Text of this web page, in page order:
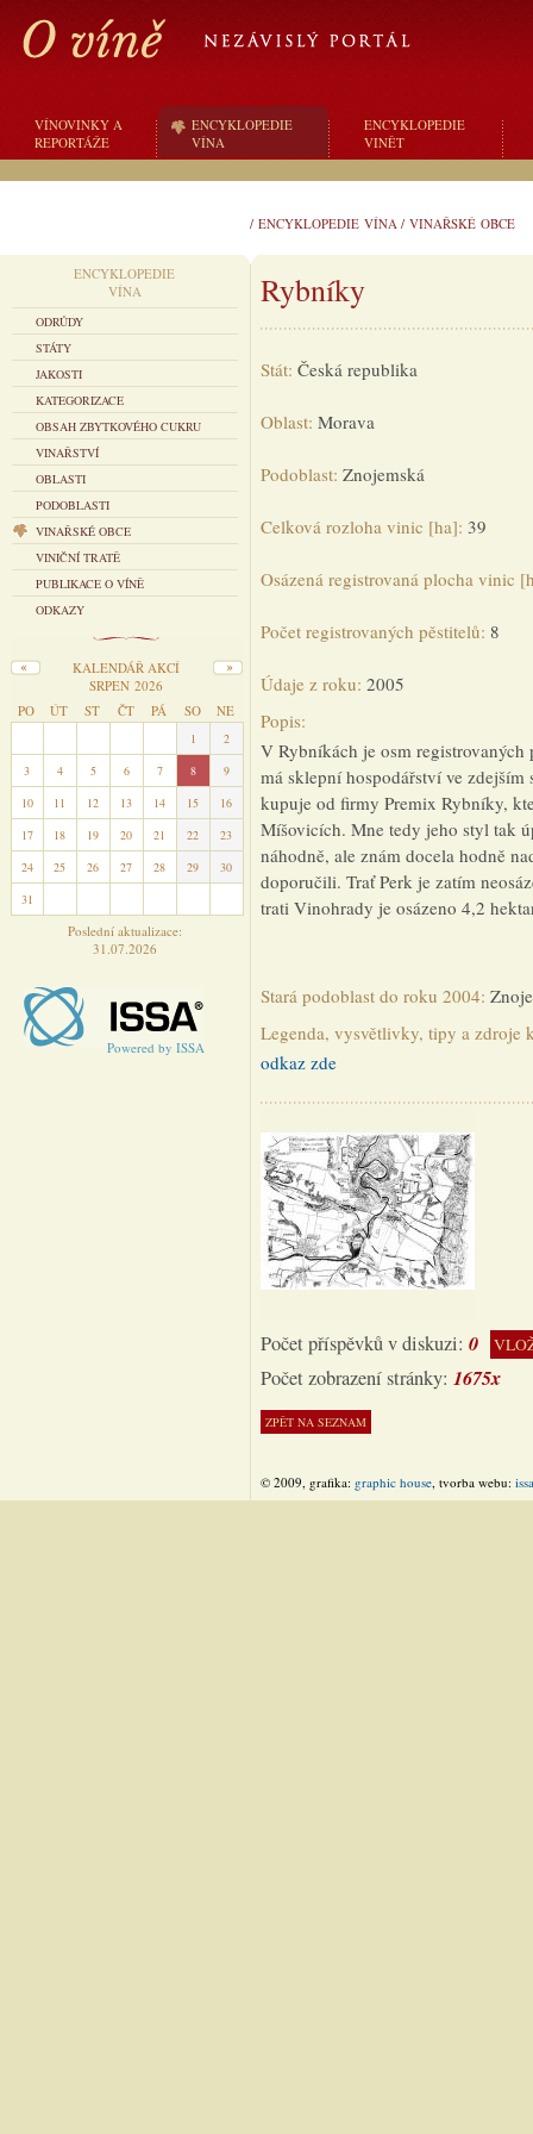
VÍNOVINKY A
REPORTÁŽE
ENCYKLOPEDIE
VÍNA
ENCYKLOPEDIE
VINĚT
/ ENCYKLOPEDIE VÍNA / VINAŘSKÉ OBCE
ENCYKLOPEDIE
VÍNA
ODRŮDY
STÁTY
JAKOSTI
KATEGORIZACE
OBSAH ZBYTKOVÉHO CUKRU
VINAŘSTVÍ
OBLASTI
PODOBLASTI
VINAŘSKÉ OBCE
VINIČNÍ TRATĚ
PUBLIKACE O VÍNĚ
ODKAZY
KALENDÁŘ AKCÍ
SRPEN 2026
PO
ÚT ST ČT PÁ SO NE
1
2
3
4 5 6 7 8
9
10
11 12 13 14 15
16
17
18 19 20 21 22
23
24
25 26 27 28 29
30
31
Poslední aktualizace:
31.07.2026
Powered by ISSA
Rybníky
Stát: Česká republika
Oblast: Morava
Podoblast: Znojemská
Celková rozloha vinic [ha]: 39
Osázená registrovaná plocha vinic
Počet registrovaných pěstitelů: 8
Údaje z roku: 2005
Popis:
V Rybníkách je osm
má sklepní hospodářství ve
kupuje od firmy Premix Rybníky,
Míšovicích. Mne tedy jeho styl tak
náhodně, ale znám docela hodně
doporučili. Trať Perk je zatím
trati Vinohrady je osázeno 4,2
Stará podoblast do roku 2004:
Legenda, vysvětlivky, tipy a zdroje
odkaz zde
Počet příspěvků v diskuzi: 0
Počet zobrazení stránky: 1675x
© 2009, grafika: graphic house, tvorba webu: